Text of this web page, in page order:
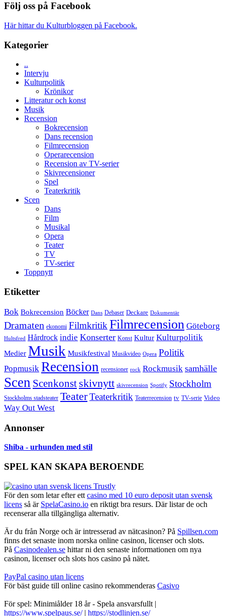
Följ oss på Facebook
Här hittar du Kulturbloggen på Facebook.
Kategorier
..
Intervju
Kulturpolitik
Krönikor
Litteratur och konst
Musik
Recension
Bokrecension
Dans recension
Filmrecension
Operarecension
Recension av TV-serier
Skivrecensioner
Spel
Teaterkritik
Scen
Dans
Film
Musikal
Opera
Teater
TV
TV-serier
Toppnytt
Etiketter
Bok Bokrecension Böcker Dans Debaser Deckare Dokumentär
Dramaten ekonomi Filmkritik Filmrecension Göteborg
Hultsfred Hårdrock indie Konserter Konst Kultur Kulturpolitik
Medier Musik Musikfestival Musikvideo Opera Politik
Popmusik Recension recensioner rock Rockmusik samhälle
Scen Scenkonst skivnytt skivrecension Spotify Stockholm
Stockholms stadsteater TeaterTeaterkritik Teaterrecension tv TV-serie Video
Way Out West
Annonser
Shiba - urhunden med stil
SPEL KAN SKAPA BEROENDE
För den som letar efter ett casino med 10 euro deposit utan svensk
licens så är SpelaCasino.io en riktigt bra resurs. Där listar de och
recenserar alla tillgängliga alternativ.
Är du från Norge och är intresserad av nätcasinon? På Spillsen.com
finns det senaste inom norska online casinon, licenser och slots.
På Casinodealen.se hittar ni den senaste informationen om nya
casinon, licenser och slots hos casino på nätet.
PayPal casino utan licens
För bäst guide till online casino rekommenderas Casivo
För spel: Minimiålder 18 år - Spela ansvarsfullt |
https://www.spelpaus.se/| https://stodlinjen.se/